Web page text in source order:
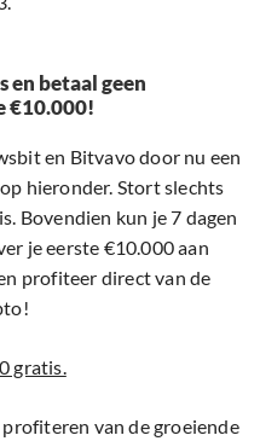
en betaal geen
€10.000!
en Bitvavo door nu een
hieronder. Stort slechts
Bovendien kun je 7 dagen
je eerste €10.000 aan
profiteer direct van de
gratis.
van de groeiende